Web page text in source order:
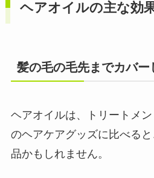
ヘアオイルの主な効
髪の毛の毛先までカバー
ヘアオイルは、トリートメ
のヘアケアグッズに比べる
品かもしれません。